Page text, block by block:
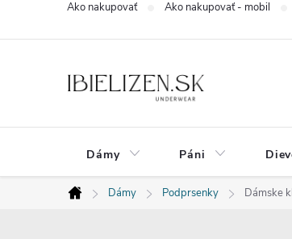
Ako nakupovať Ako nakupovať - mobil
Dámy Páni
Domov
Dámy Podprsenky Dámske